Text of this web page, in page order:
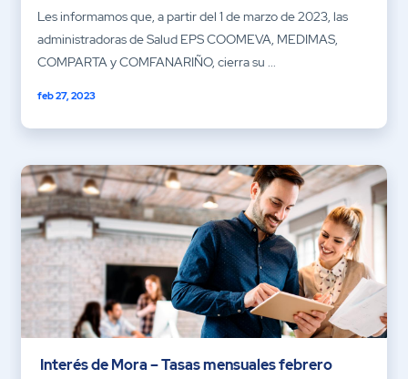
Les informamos que, a partir del 1 de marzo de 2023, las
administradoras de Salud EPS COOMEVA, MEDIMAS,
COMPARTA y COMFANARIÑO, cierra su ...
feb 27, 2023
Interés de Mora – Tasas mensuales febrero